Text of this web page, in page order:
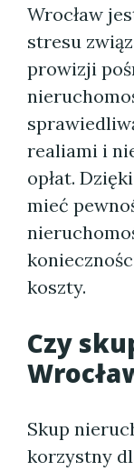
Wrocław
stresu
prowizji
realiami i
opłat.
mieć
koszty.
Czy
Skup
korzystny